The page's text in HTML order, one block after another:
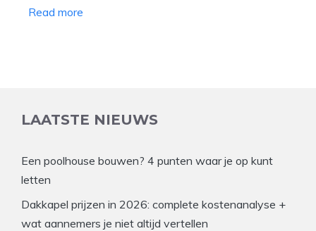
Read more
LAATSTE NIEUWS
Een poolhouse bouwen? 4 punten waar je op kunt
letten
Dakkapel prijzen in 2026: complete kostenanalyse +
wat aannemers je niet altijd vertellen